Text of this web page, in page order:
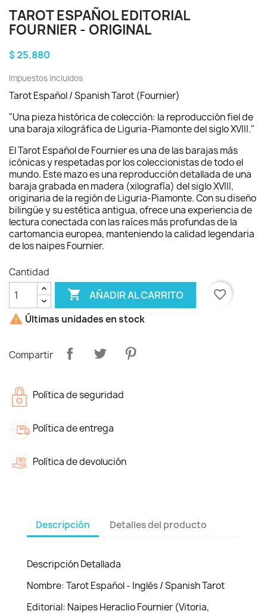
TAROT ESPAÑOL EDITORIAL
FOURNIER - ORIGINAL
$ 25.880
Impuestos incluidos
Tarot Español / Spanish Tarot (Fournier)
"Una pieza histórica de colección: la reproducción fiel de
una baraja xilográfica de Liguria-Piamonte del siglo XVIII."
El Tarot Español de Fournier es una de las barajas más
icónicas y respetadas por los coleccionistas de todo el
mundo. Este mazo es una reproducción detallada de una
baraja grabada en madera (xilografía) del siglo XVIII,
originaria de la región de Liguria-Piamonte. Con su diseño
bilingüe y su estética antigua, ofrece una experiencia de
lectura conectada con las raíces más profundas de la
cartomancia europea, manteniendo la calidad legendaria
de los naipes Fournier.
Cantidad
 AÑADIR AL CARRITO
favorite_border
 Últimas unidades en stock
Compartir
Política de seguridad
Política de entrega
Política de devolución
Descripción Detalles del producto
Descripción Detallada
Nombre: Tarot Español - Inglés / Spanish Tarot
Editorial: Naipes Heraclio Fournier (Vitoria,